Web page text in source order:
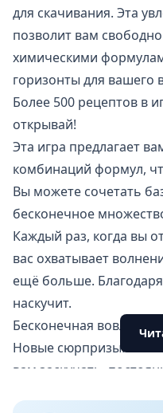
для скачивания. Эта
позволит вам
химическими
горизонты для вашего
Более 500 рецептов в
открывай!
Эта игра предлагает
комбинаций формул,
Вы можете сочетать
бесконечное
Каждый раз, когда вы
вас охватывает
ещё больше.
наскучит.
Бесконечная
Новые сюрпризы:
вам заскучать,